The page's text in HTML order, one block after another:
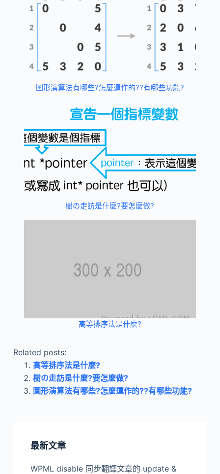
圖形演算法有哪些?怎麼運作的??有哪些功能?
樹の走訪是什麼?要怎麼做?
高等排序法是什麼?
Related posts:
高等排序法是什麼?
樹の走訪是什麼?要怎麼做?
圖形演算法有哪些?怎麼運作的??有哪些功能?
最新文章
WPML disable 同步翻譯文章的 update &